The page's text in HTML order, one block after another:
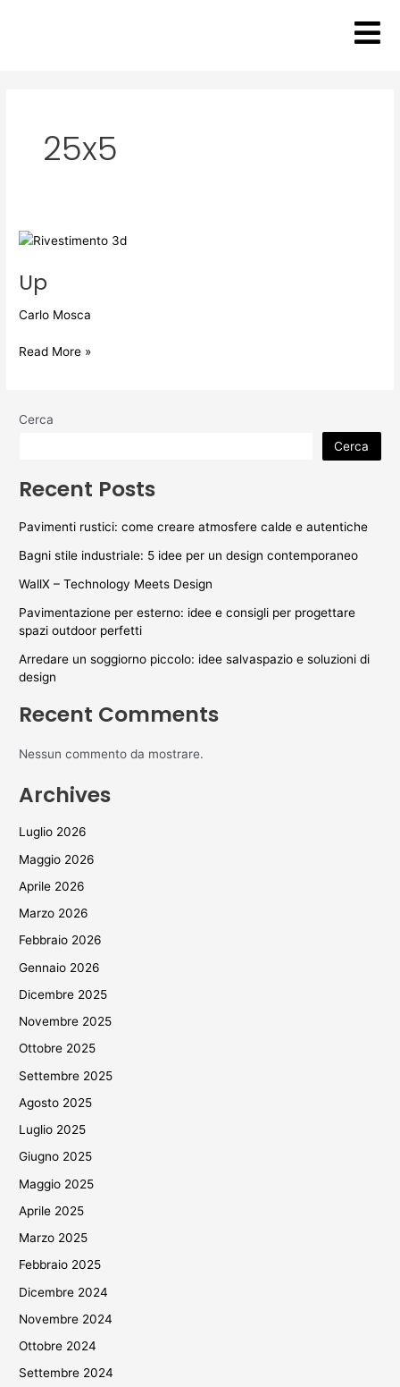
25x5
Up
Carlo Mosca
Up
Read More »
Cerca
Cerca
Recent Posts
Pavimenti rustici: come creare atmosfere calde e autentiche
Bagni stile industriale: 5 idee per un design contemporaneo
WallX – Technology Meets Design
Pavimentazione per esterno: idee e consigli per progettare
spazi outdoor perfetti
Arredare un soggiorno piccolo: idee salvaspazio e soluzioni di
design
Recent Comments
Nessun commento da mostrare.
Archives
Luglio 2026
Maggio 2026
Aprile 2026
Marzo 2026
Febbraio 2026
Gennaio 2026
Dicembre 2025
Novembre 2025
Ottobre 2025
Settembre 2025
Agosto 2025
Luglio 2025
Giugno 2025
Maggio 2025
Aprile 2025
Marzo 2025
Febbraio 2025
Dicembre 2024
Novembre 2024
Ottobre 2024
Settembre 2024